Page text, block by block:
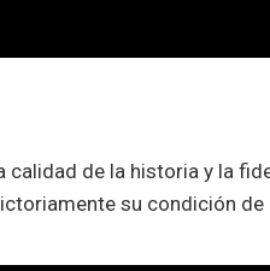
de la historia y la
su condición de